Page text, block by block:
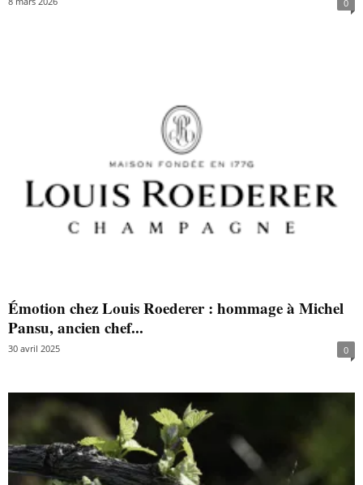
0
Émotion chez Louis Roederer : hommage à Michel
Pansu, ancien chef...
30 avril 2025 0